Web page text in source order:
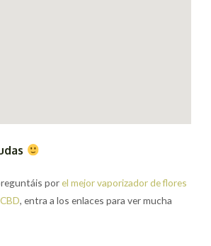
porel mejor vaporizador de flores
, entra a los enlaces para ver mucha